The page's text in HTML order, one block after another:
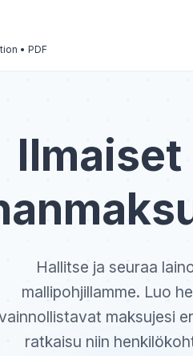
• PDF
Hallitse ja seuraa
mallipohjillamme. Luo
maksujesi
ratkaisu niin